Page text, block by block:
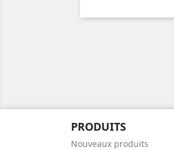
PRODUITS
Nouveaux produits